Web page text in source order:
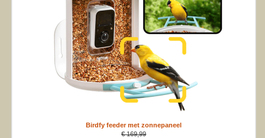
Birdfy feeder met zonnepaneel
€ 169,99